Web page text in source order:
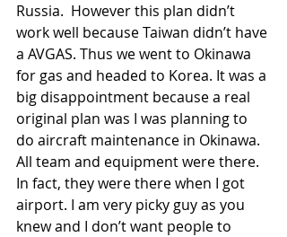
Russia.  However this plan didn’t
work well because Taiwan didn’t have
a AVGAS. Thus we went to Okinawa
for gas and headed to Korea. It was a
big disappointment because a real
original plan was I was planning to
do aircraft maintenance in Okinawa.
All team and equipment were there.
In fact, they were there when I got
airport. I am very picky guy as you
knew and I don’t want people to